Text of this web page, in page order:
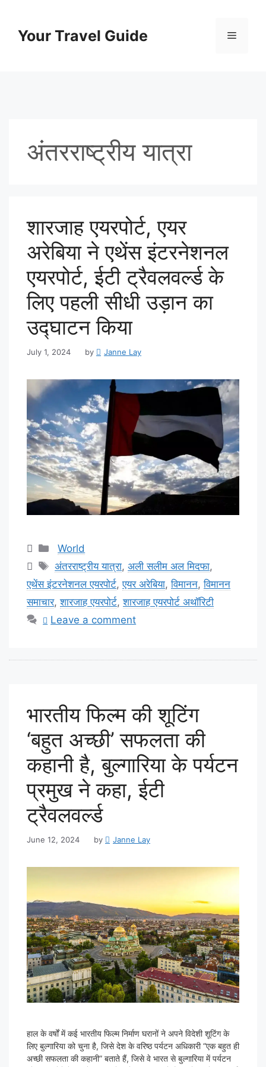
contentYour Travel Guide Menu
अंतरराष्ट्रीय यात्रा
शारजाह एयरपोर्ट, एयर
अरेबिया ने एथेंस इंटरनेशनल
एयरपोर्ट, ईटी ट्रैवलवर्ल्ड के
लिए पहली सीधी उड़ान का
उद्घाटन किया
July 1, 2024 by Janne Lay
Categories
World
Tags
अंतरराष्ट्रीय यात्रा,अली सलीम अल मिदफा,
एथेंस इंटरनेशनल एयरपोर्ट,एयर अरेबिया,विमानन,विमानन
समाचार,शारजाह एयरपोर्ट,शारजाह एयरपोर्ट अथॉरिटी
Leave a comment
भारतीय फिल्म की शूटिंग
‘बहुत अच्छी’ सफलता की
कहानी है, बुल्गारिया के पर्यटन
प्रमुख ने कहा, ईटी
ट्रैवलवर्ल्ड
June 12, 2024 by Janne Lay
हाल के वर्षों में कई भारतीय फिल्म निर्माण घरानों ने अपने विदेशी शूटिंग के
लिए बुल्गारिया को चुना है, जिसे देश के वरिष्ठ पर्यटन अधिकारी “एक बहुत ही
अच्छी सफलता की कहानी” बताते हैं, जिसे वे भारत से बुल्गारिया में पर्यटन